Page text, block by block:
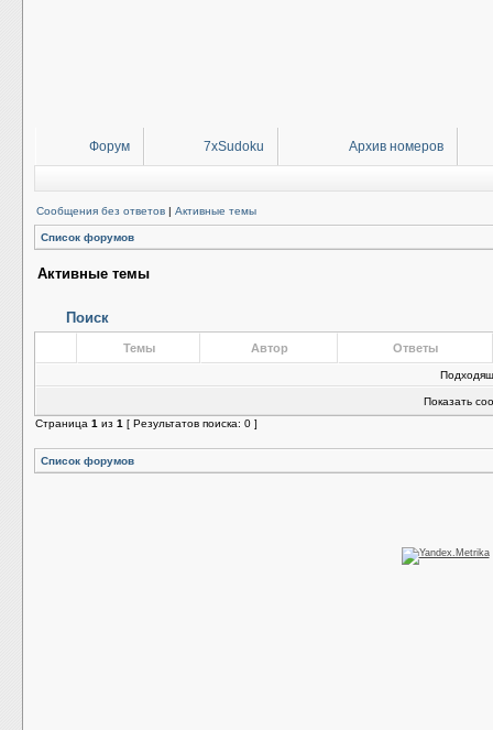
Форум 7xSudoku Архив номеров
Сообщения без ответов | Активные темы
Список форумов
Активные темы
Поиск
Темы Автор Ответы
Показать
Страница 1 из 1 [ Результатов поиска: 0 ]
Список форумов